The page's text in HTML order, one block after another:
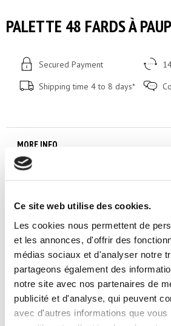
Ce site web utilise des cookies.
Les cookies nous permettent de
et les annonces, d'offrir des
médias sociaux et d'analyser notre
partageons également des
notre site avec nos partenaires de
publicité et d'analyse, qui peuvent
avec d'autres informations que vous
PALETTE 48 FARDS À
Secured Payment
Shipping time 4 to 8 days*
MORE INFO
NEW palette 48 eyeshadows
resistant, the eye shadows are
Matt, satin and iridescent. Soft,
mica powder provides a soft focus
light thus blurring fine lines.Intense
pigmented colors.